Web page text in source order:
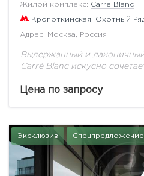
Жилой комплекс: Carre Blanc
Кропоткинская Охотный
Адрес: Москва, Россия
Выдержанный и
Carré Blanc искусно
кварталу с собственной
Цена по запросу
Эксклюзив Спецпредложение